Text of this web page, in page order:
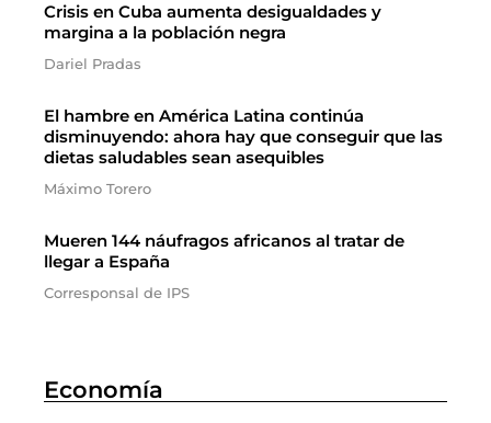
Crisis en Cuba aumenta desigualdades y
margina a la población negra
Dariel Pradas
El hambre en América Latina continúa
disminuyendo: ahora hay que conseguir que las
dietas saludables sean asequibles
Máximo Torero
Mueren 144 náufragos africanos al tratar de
llegar a España
Corresponsal de IPS
Economía